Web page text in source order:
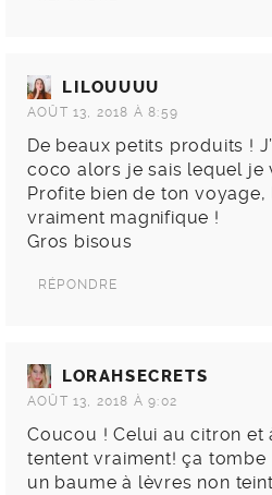
LILOUUUU
AOÛT 13, 2018 À 8:59
De beaux petits produits !
coco alors je sais lequel je
Profite bien de ton voyage,
vraiment magnifique !
Gros bisous
RÉPONDRE
LORAHSECRETS
AOÛT 13, 2018 À 9:02
Coucou ! Celui au citron et
tentent vraiment! ça
un baume à lèvres non